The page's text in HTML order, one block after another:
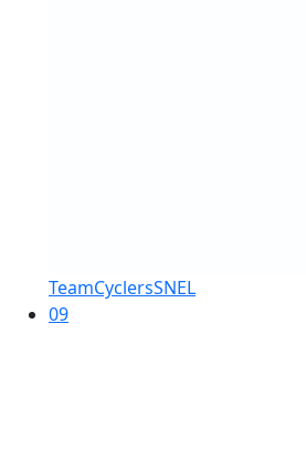
TeamCyclersSNEL
09